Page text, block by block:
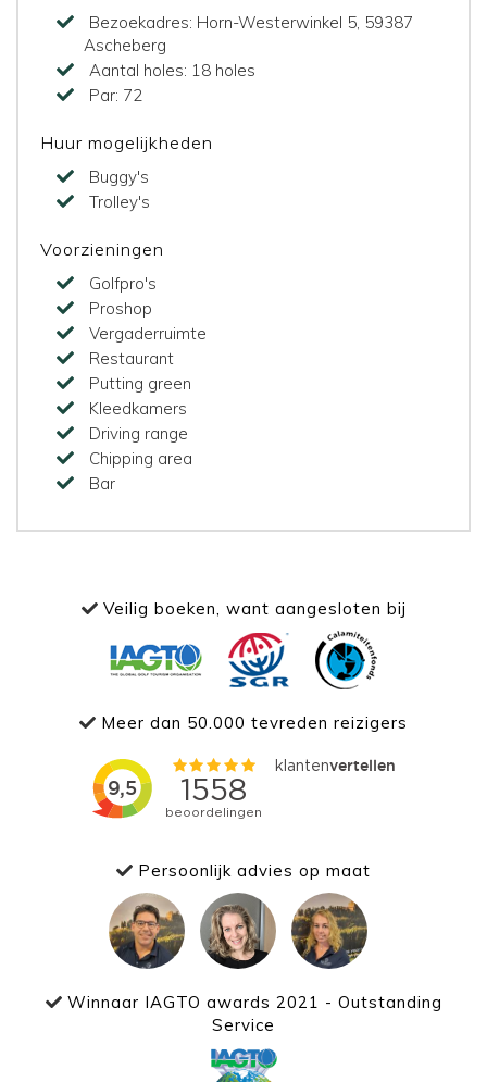
Bezoekadres: Horn-Westerwinkel 5, 59387
Ascheberg
Aantal holes: 18 holes
Par: 72
Huur mogelijkheden
Buggy's
Trolley's
Voorzieningen
Golfpro's
Proshop
Vergaderruimte
Restaurant
Putting green
Kleedkamers
Driving range
Chipping area
Bar
Veilig boeken, want aangesloten bij
Meer dan 50.000 tevreden reizigers
Persoonlijk advies op maat
Winnaar IAGTO awards 2021 - Outstanding
Service